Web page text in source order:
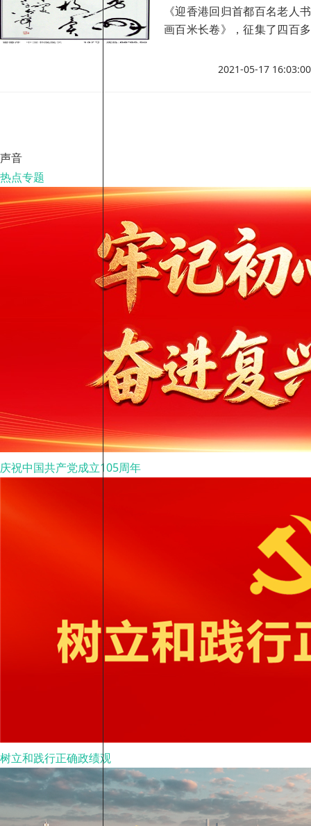
《迎香港回归首都百名老人书
画百米长卷》，征集了四百多
2021-05-17 16:03:00
声音
热点专题
庆祝中国共产党成立105周年
树立和践行正确政绩观